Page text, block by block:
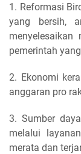
1. Reformasi
yang bersih,
pemerintah
2. Ekonomi
anggaran pro
3. Sumber
melalui
merata dan